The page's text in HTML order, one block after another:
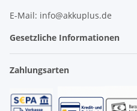
E-Mail: info@akkuplus.de
Gesetzliche Informationen
Zahlungsarten